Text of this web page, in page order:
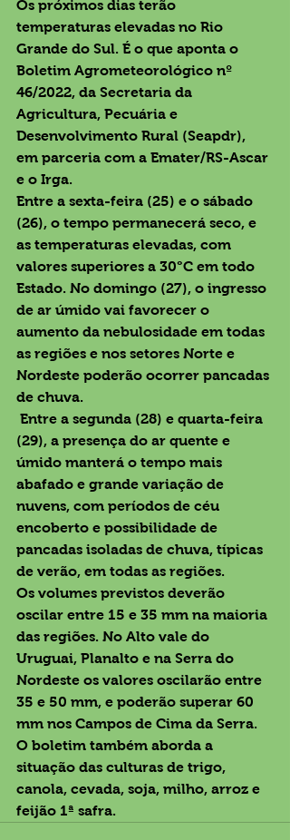
Os próximos dias terão
temperaturas elevadas no Rio
Grande do Sul. É o que aponta o
Boletim Agrometeorológico nº
46/2022, da Secretaria da
Agricultura, Pecuária e
Desenvolvimento Rural (Seapdr),
em parceria com a Emater/RS-Ascar
e o Irga.
Entre a sexta-feira (25) e o sábado
(26), o tempo permanecerá seco, e
as temperaturas elevadas, com
valores superiores a 30°C em todo
Estado. No domingo (27), o ingresso
de ar úmido vai favorecer o
aumento da nebulosidade em todas
as regiões e nos setores Norte e
Nordeste poderão ocorrer pancadas
de chuva.
(29), a presença do ar quente e
úmido manterá o tempo mais
abafado e grande variação de
nuvens, com períodos de céu
encoberto e possibilidade de
pancadas isoladas de chuva, típicas
de verão, em todas as regiões.
Os volumes previstos deverão
oscilar entre 15 e 35 mm na maioria
das regiões. No Alto vale do
Uruguai, Planalto e na Serra do
Nordeste os valores oscilarão entre
35 e 50 mm, e poderão superar 60
mm nos Campos de Cima da Serra.
O boletim também aborda a
situação das culturas de trigo,
canola, cevada, soja, milho, arroz e
feijão 1ª safra.